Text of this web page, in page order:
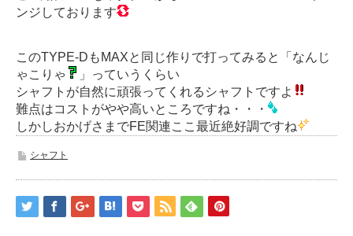
ンジしております
このTYPE-DもMAXと同じ作りで打ってみると「なんじ
ゃこりゃ
」っていうくらい
シャフトが自然に頑張ってくれるシャフトですよ
難点はコストがやや高いところですね・・・
しかしおかげさまでFE関連ここ最近絶好調ですね
シャフト